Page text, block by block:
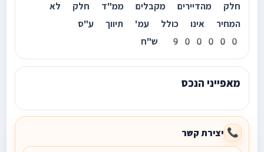
מאפייני הנכס
חלק מהדיירים מקבלים ממ"ד חלק לא
המחיר אינו כולל עמ' תיווך ע"ס
900000 ש"ח
📞 יצירת קשר